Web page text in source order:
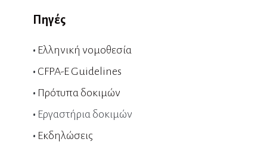
Πηγές
• Ελληνική νομοθεσία
• CFPA-E Guidelines
• Πρότυπα δοκιμών
• Εργαστήρια δοκιμών
• Εκδηλώσεις